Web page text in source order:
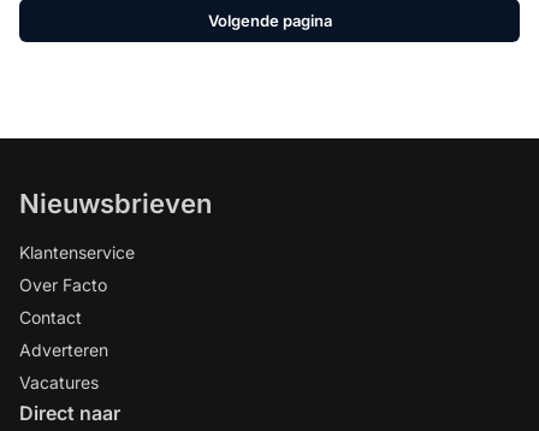
oriëntatieproces of wellicht een
Volgende pagina
Nieuwsbrieven
Klantenservice
Over Facto
Contact
Adverteren
Vacatures
Direct naar